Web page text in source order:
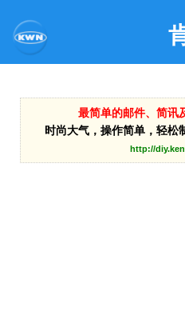
最简单的邮件、简讯
时尚大气，操作简单，轻松
http://